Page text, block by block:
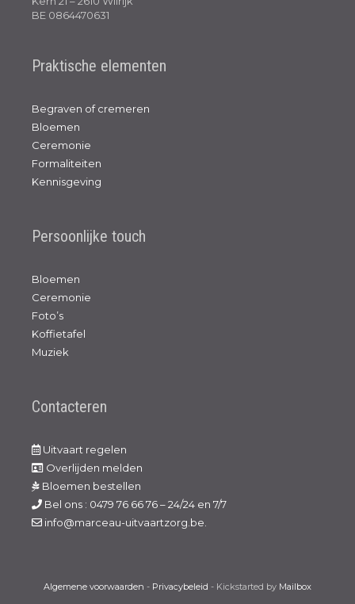
BE 0864470631
Praktische elementen
Begraven of cremeren
Bloemen
Ceremonie
Formaliteiten
Kennisgeving
Persoonlijke touch
Bloemen
Ceremonie
Foto’s
Koffietafel
Muziek
Contacteren
Uitvaart regelen
Overlijden melden
Bloemen bestellen
Bel ons : 0479 76 66 76 – 24/24 en 7/7
info@marceau-uitvaartzorg.be.
Algemene voorwaarden - Privacybeleid - Kickstarted by Mailbox